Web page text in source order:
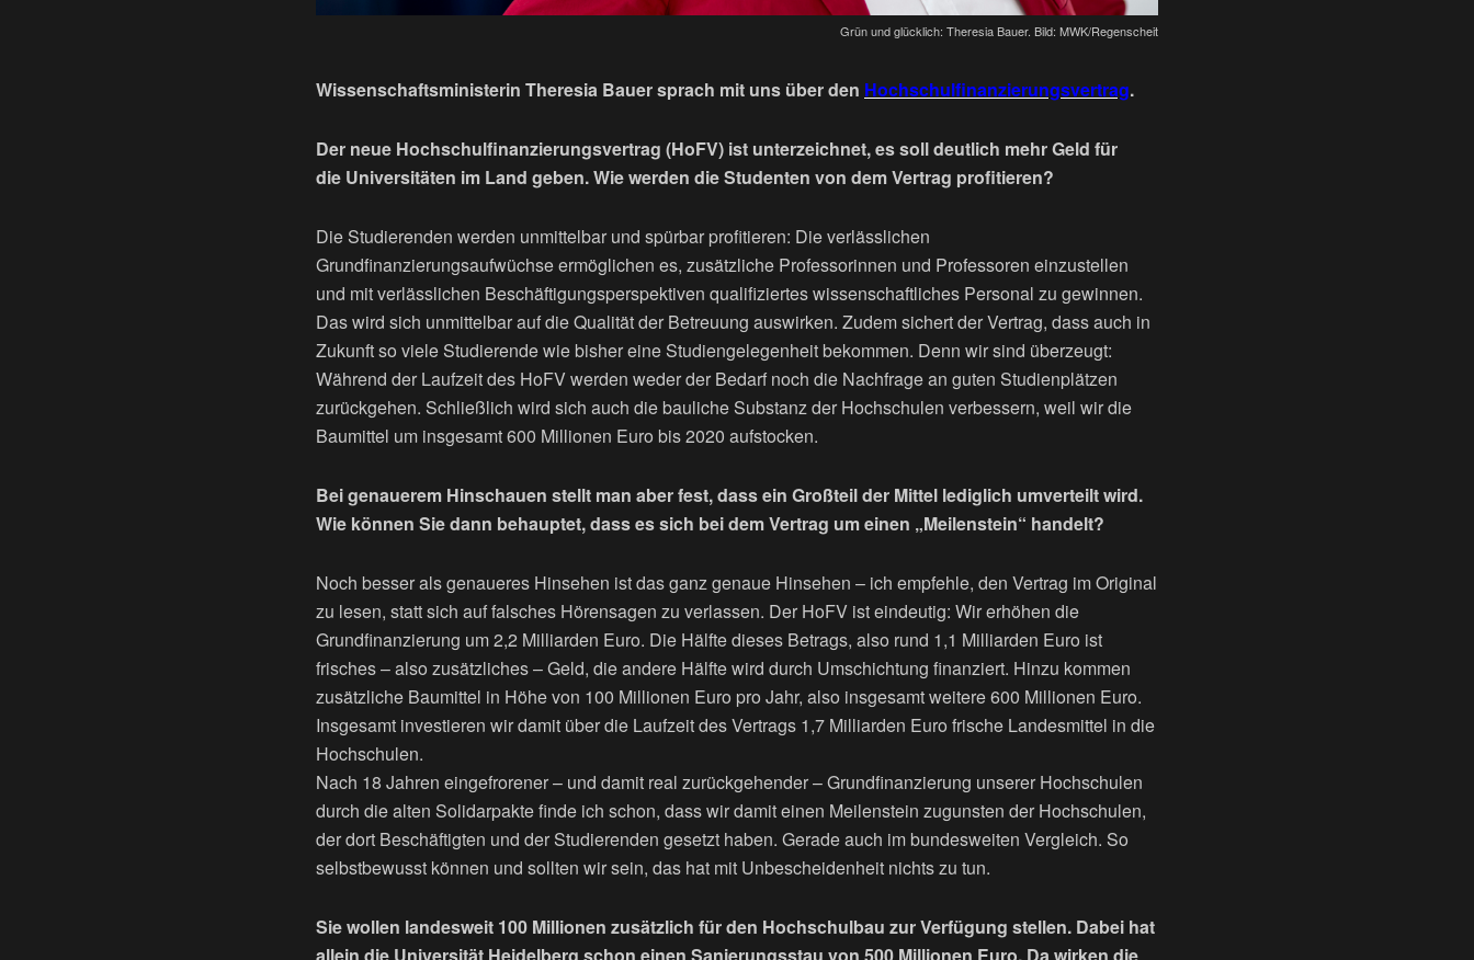
Grün und glücklich: Theresia Bauer. Bild: MWK/Regenscheit
Wissenschaftsministerin Theresia Bauer sprach mit uns über den Hochschulfinanzierungsvertrag.
Der neue Hochschulfinanzierungsvertrag (HoFV) ist unterzeichnet, es soll deutlich mehr Geld für
die Universitäten im Land geben. Wie werden die Studenten von dem Vertrag profitieren?
Die Studierenden werden unmittelbar und spürbar profitieren: Die verlässlichen
Grundfinanzierungsaufwüchse ermöglichen es, zusätzliche Professorinnen und Professoren einzustellen
und mit verlässlichen Beschäftigungsperspektiven qualifiziertes wissenschaftliches Personal zu gewinnen.
Das wird sich unmittelbar auf die Qualität der Betreuung auswirken. Zudem sichert der Vertrag, dass auch in
Zukunft so viele Studierende wie bisher eine Studiengelegenheit bekommen. Denn wir sind überzeugt:
Während der Laufzeit des HoFV werden weder der Bedarf noch die Nachfrage an guten Studienplätzen
zurückgehen. Schließlich wird sich auch die bauliche Substanz der Hochschulen verbessern, weil wir die
Baumittel um insgesamt 600 Millionen Euro bis 2020 aufstocken.
Bei genauerem Hinschauen stellt man aber fest, dass ein Großteil der Mittel lediglich umverteilt wird.
Wie können Sie dann behauptet, dass es sich bei dem Vertrag um einen „Meilenstein“ handelt?
Noch besser als genaueres Hinsehen ist das ganz genaue Hinsehen – ich empfehle, den Vertrag im Original
zu lesen, statt sich auf falsches Hörensagen zu verlassen. Der HoFV ist eindeutig: Wir erhöhen die
Grundfinanzierung um 2,2 Milliarden Euro. Die Hälfte dieses Betrags, also rund 1,1 Milliarden Euro ist
frisches – also zusätzliches – Geld, die andere Hälfte wird durch Umschichtung finanziert. Hinzu kommen
zusätzliche Baumittel in Höhe von 100 Millionen Euro pro Jahr, also insgesamt weitere 600 Millionen Euro.
Insgesamt investieren wir damit über die Laufzeit des Vertrags 1,7 Milliarden Euro frische Landesmittel in die
Hochschulen.
Nach 18 Jahren eingefrorener – und damit real zurückgehender – Grundfinanzierung unserer Hochschulen
durch die alten Solidarpakte finde ich schon, dass wir damit einen Meilenstein zugunsten der Hochschulen,
der dort Beschäftigten und der Studierenden gesetzt haben. Gerade auch im bundesweiten Vergleich. So
selbstbewusst können und sollten wir sein, das hat mit Unbescheidenheit nichts zu tun.
Sie wollen landesweit 100 Millionen zusätzlich für den Hochschulbau zur Verfügung stellen. Dabei hat